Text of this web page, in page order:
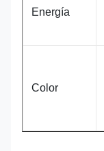
Energía
Color